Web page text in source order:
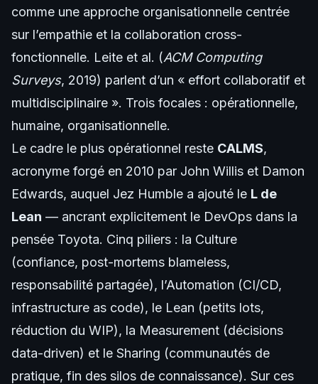
comme une approche organisationnelle centrée
sur l’empathie et la collaboration cross-
fonctionnelle. Leite et al. (ACM Computing
Surveys, 2019) parlent d’un « effort collaboratif et
multidisciplinaire ». Trois focales : opérationnelle,
humaine, organisationnelle.
Le cadre le plus opérationnel reste CALMS,
acronyme forgé en 2010 par John Willis et Damon
Edwards, auquel Jez Humble a ajouté le L de
Lean — ancrant explicitement le DevOps dans la
pensée Toyota. Cinq piliers : la Culture
(confiance, post-mortems blameless,
responsabilité partagée), l’Automation (CI/CD,
infrastructure as code), le Lean (petits lots,
réduction du WIP), la Measurement (décisions
data-driven) et le Sharing (communautés de
pratique, fin des silos de connaissance). Sur ces